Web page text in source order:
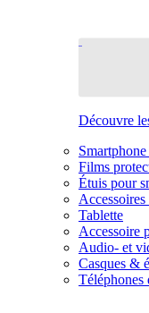
Découvre
Films
Étuis pour
Tablette
Accessoire
Audio- et
Casques &
Téléphones